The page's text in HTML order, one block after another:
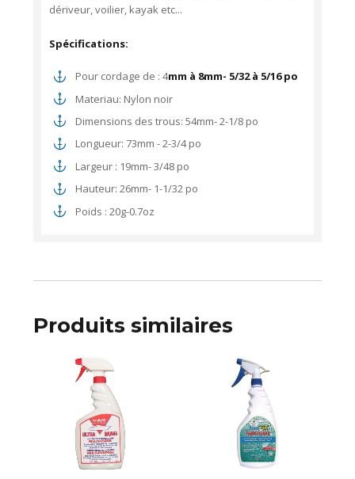
dériveur, voilier, kayak etc...
Spécifications:
Pour cordage de : 4mm à 8mm- 5/32 à 5/16 po
Materiau: Nylon noir
Dimensions des trous: 54mm- 2-1/8 po
Longueur: 73mm - 2-3/4 po
Largeur : 19mm- 3/48 po
Hauteur: 26mm- 1-1/32 po
Poids : 20g-0.7oz
Produits similaires